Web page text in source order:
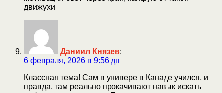
движухи!
Даниил Князев:
6 февраля, 2026 в 9:56 дп
Классная тема! Сам в универе в Канаде учился, и
правда, там реально прокачивают навык искать